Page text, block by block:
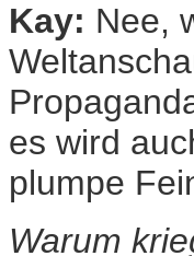
Kay: Nee,
es wird
plumpe
Warum